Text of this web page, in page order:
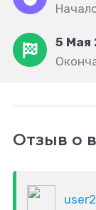
5 Мая
Отзыв о